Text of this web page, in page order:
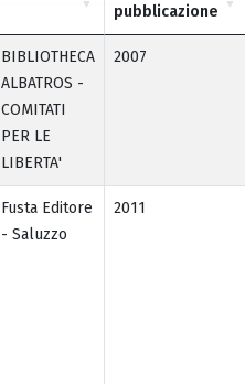
pubblicazione
BIBLIOTHECA
ALBATROS -
COMITATI
PER LE
LIBERTA'
2007
Fusta Editore
- Saluzzo
2011